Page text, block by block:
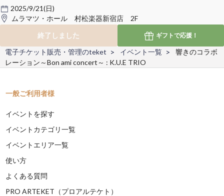
2025/9/21(日)
ムラマツ・ホール 村松楽器新宿店 2F
終了しました
ギフトで応援！
電子チケット販売・管理のteket イベント一覧
響きのコラボ
レーション～Bon ami concert～ : K.U.E TRIO
一般ご利用者様
イベントを探す
イベントカテゴリ一覧
イベントエリア一覧
使い方
よくある質問
PRO ARTEKET（プロアルテケト）